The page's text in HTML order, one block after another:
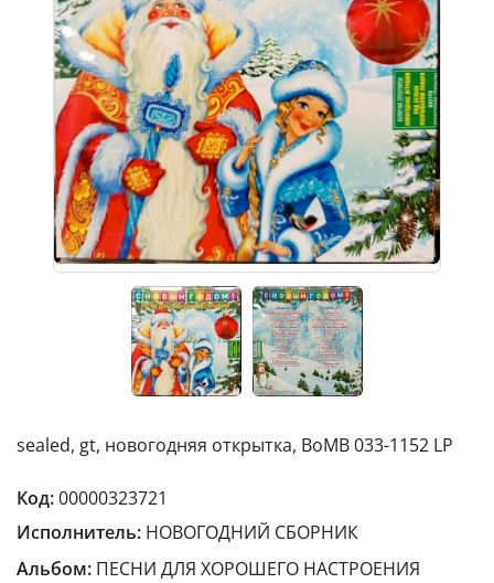
sealed, gt, новогодняя открытка, BoMB 033-1152 LP
Код:00000323721
Исполнитель: НОВОГОДНИЙ СБОРНИК
Альбом: ПЕСНИ ДЛЯ ХОРОШЕГО НАСТРОЕНИЯ